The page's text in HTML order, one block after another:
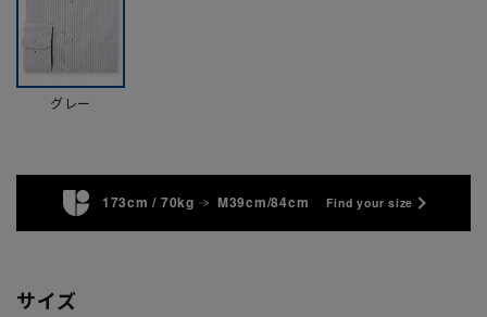
グレー
173cm / 70kg M39cm/84cm Find your size
サイズ